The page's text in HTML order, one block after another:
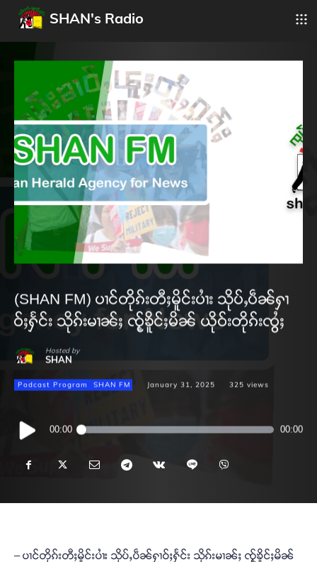
SHAN's Radio
(SHAN FM) ပၢင်တိုၵ်းတီႈမိူင်းပၢႆး သိုပ်ႇပဵၼ်ႁၢ
ဝ်ႈႁႅင်း သိုၵ်းမၢၼ်ႈ ၸႂ့်ၶိူင်ႈမိၼ် ယိုဝ်းတိုၵ်းၸွႆႈ
Hosted by
SHAN
Podcast Program SHAN FM January 31, 2025 325 views
Audio
Player
00:00 00:00
– ပၢင်တိုၵ်းတီႈမိူင်းပၢႆး သိုပ်ႇပဵၼ်ႁၢဝ်ႈႁႅင်း သိုၵ်းမၢၼ်ႈ ၸႂ့်ၶိူင်ႈမိၼ်